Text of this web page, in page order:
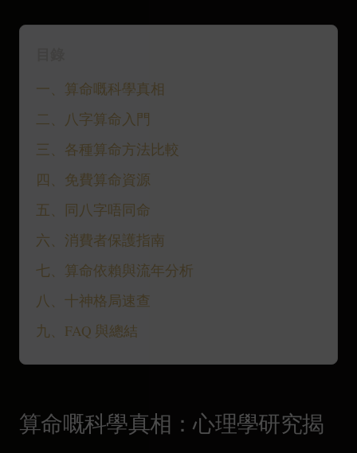
一、算命嘅科學真相
二、八字算命入門
三、各種算命方法比較
四、免費算命資源
五、同八字唔同命
六、消費者保護指南
七、算命依賴與流年分析
八、十神格局速查
九、FAQ 與總結
算命嘅科學真相：心理學研究揭